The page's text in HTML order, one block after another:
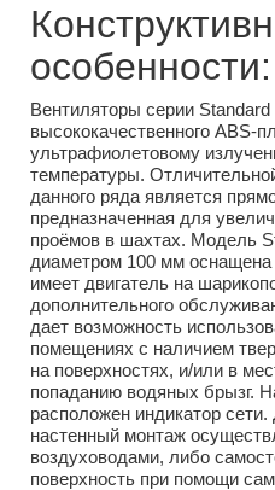
особенности:
Вентиляторы серии
высококачественного ABS-
ультрафиолетовому
температуры.
данного ряда является
предназначенная для
проёмов в шахтах. Модель
диаметром 100 мм оснащена
имеет двигатель на
дополнительного
дает возможность
помещениях с наличием
на поверхностях, и/или в
попаданию водяных брызг.
расположен индикатор сети.
настенный монтаж
воздуховодами, либо
поверхность при помощи